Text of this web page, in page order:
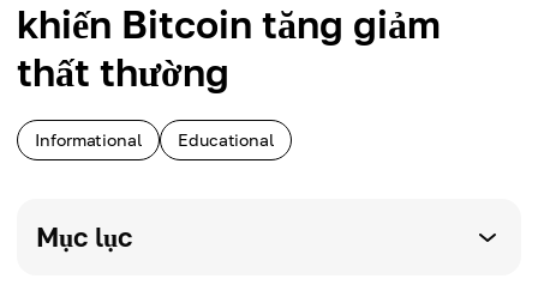
khiến Bitcoin tăng giảm
thất thường
Informational Educational
Mục lục